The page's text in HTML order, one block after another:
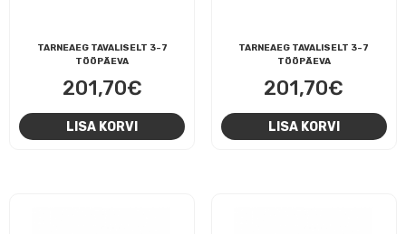
TARNEAEG TAVALISELT 3-7
TÖÖPÄEVA
201,70€
LISA KORVI
TARNEAEG TAVALISELT 3-7
TÖÖPÄEVA
201,70€
LISA KORVI